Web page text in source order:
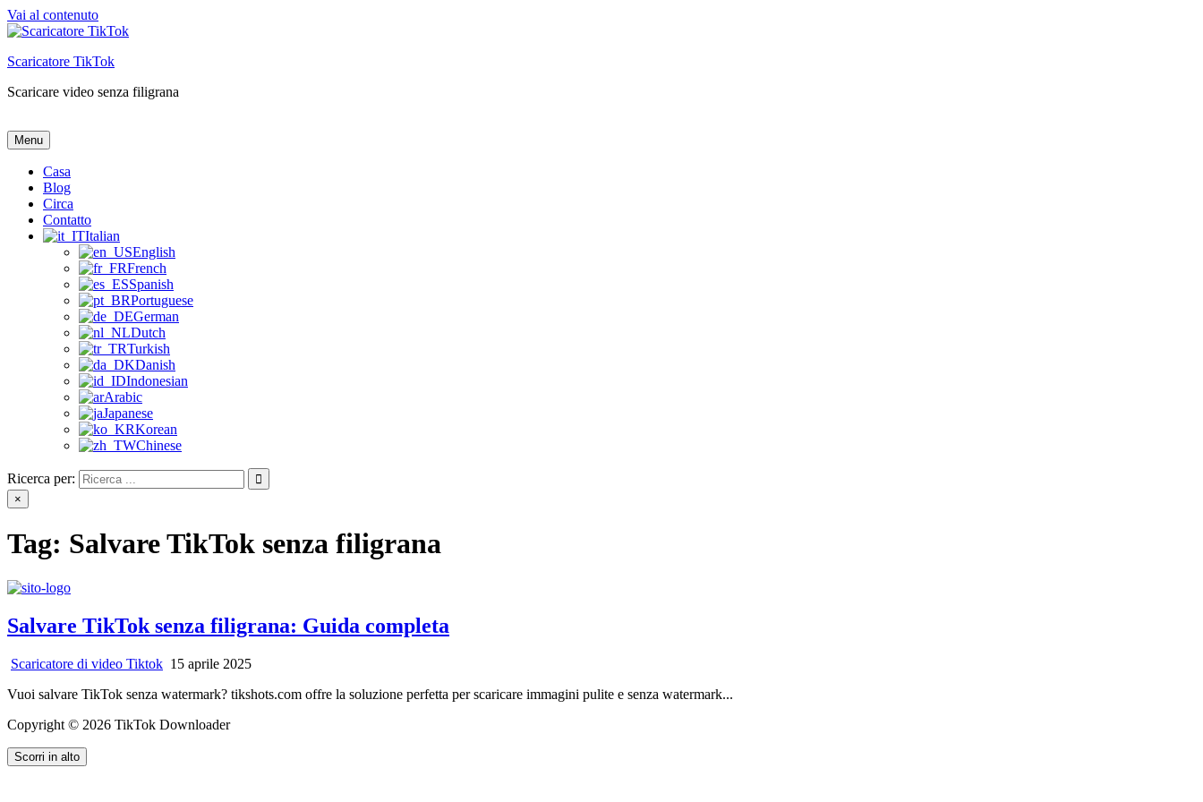
Vai al contenuto
Scaricatore TikTok
Scaricare video senza filigrana
Scaricatore TikTok
Scaricare video senza filigrana
Menu
Casa
Blog
Circa
Contatto
Italian
English
French
Spanish
Portuguese
German
Dutch
Turkish
Danish
Indonesian
Arabic
Japanese
Korean
Chinese
Ricerca per:
×
Tag: Salvare TikTok senza filigrana
Salvare TikTok senza filigrana: Guida completa
Scaricatore di video Tiktok 15 aprile 2025
Vuoi salvare TikTok senza watermark? tikshots.com offre la soluzione perfetta per scaricare immagini pulite e senza watermark...
Copyright © 2026 TikTok Downloader
Scorri in alto